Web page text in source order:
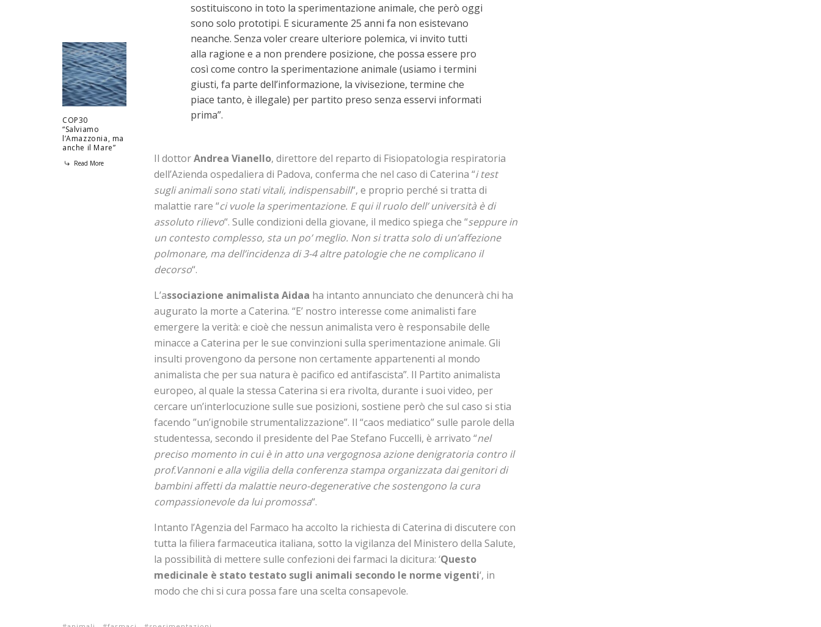
COP30
“Salviamo
l’Amazzonia, ma
anche il Mare”
Read More
sostituiscono in toto la sperimentazione animale, che però oggi
sono solo prototipi. E sicuramente 25 anni fa non esistevano
neanche. Senza voler creare ulteriore polemica, vi invito tutti
alla ragione e a non prendere posizione, che possa essere pro
così come contro la sperimentazione animale (usiamo i termini
giusti, fa parte dell’informazione, la vivisezione, termine che
piace tanto, è illegale) per partito preso senza esservi informati
prima”.
Il dottorAndrea Vianello, direttore del reparto di Fisiopatologia respiratoria
dell’Azienda ospedaliera di Padova, conferma che nel caso di Caterina “i test
sugli animali sono stati vitali, indispensabili“, e proprio perché si tratta di
malattie rare “ci vuole la sperimentazione. E qui il ruolo dell’ università è di
assoluto rilievo“. Sulle condizioni della giovane, il medico spiega che “seppure in
un contesto complesso, sta un po’ meglio. Non si tratta solo di un’affezione
polmonare, ma dell’incidenza di 3-4 altre patologie che ne complicano il
decorso“.
L’associazione animalista Aidaa ha intanto annunciato che denuncerà chi ha
augurato la morte a Caterina. “E’ nostro interesse come animalisti fare
emergere la verità: e cioè che nessun animalista vero è responsabile delle
minacce a Caterina per le sue convinzioni sulla sperimentazione animale. Gli
insulti provengono da persone non certamente appartenenti al mondo
animalista che per sua natura è pacifico ed antifascista”. Il Partito animalista
europeo, al quale la stessa Caterina si era rivolta, durante i suoi video, per
cercare un’interlocuzione sulle sue posizioni, sostiene però che sul caso si stia
facendo ”un’ignobile strumentalizzazione”. Il “caos mediatico” sulle parole della
studentessa, secondo il presidente del Pae Stefano Fuccelli, è arrivato “nel
preciso momento in cui è in atto una vergognosa azione denigratoria contro il
prof.Vannoni e alla vigilia della conferenza stampa organizzata dai genitori di
bambini affetti da malattie neuro-degenerative che sostengono la cura
compassionevole da lui promossa“.
Intanto l’Agenzia del Farmaco ha accolto la richiesta di Caterina di discutere con
tutta la filiera farmaceutica italiana, sotto la vigilanza del Ministero della Salute,
la possibilità di mettere sulle confezioni dei farmaci la dicitura: ‘Questo
medicinale è stato testato sugli animali secondo le norme vigenti‘, in
modo che chi si cura possa fare una scelta consapevole.